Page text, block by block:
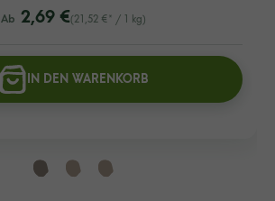
(21,52 €* / 1 kg)
listing.regularPriceLabel
Ab 2,69 €
IN DEN WARENKORB